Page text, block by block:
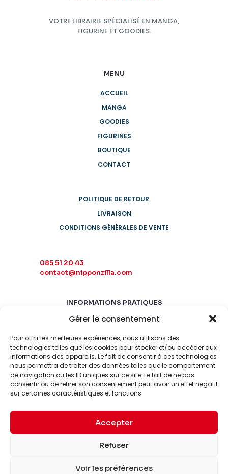
Gérer le consentement
Pour offrir les meilleures expériences, nous utilisons des
technologies telles que les cookies pour stocker et/ou accéder aux
informations des appareils. Le fait de consentir à ces technologies
nous permettra de traiter des données telles que le comportement
de navigation ou les ID uniques sur ce site. Le fait de ne pas
consentir ou de retirer son consentement peut avoir un effet négatif
sur certaines caractéristiques et fonctions.
Accepter
Refuser
Voir les préférences
VOTRE LIBRAIRIE SPÉCIALISÉ EN MANGA,
FIGURINE ET GOODIES.
MENU
ACCUEIL
MANGA
GOODIES
FIGURINES
BOUTIQUE
CONTACT
POLITIQUE DE RETOUR
LIVRAISON
CONDITIONS GÉNÉRALES DE VENTE
085 51 20 43
contact@nipponzilla.com
INFORMATIONS PRATIQUES
MARDI-SAMEDI
LUNDI-DIMANCHE
FERMÉ
© 2026 Nipponzilla. Tous
Mentions